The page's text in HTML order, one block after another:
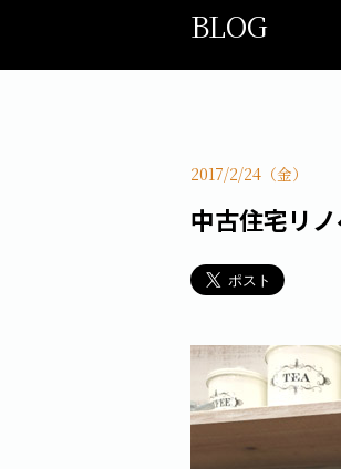
BLOG
2017/2/24（金）
中古住宅リ